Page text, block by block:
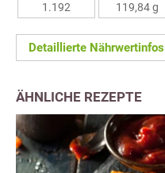
1.192
119,84 g
Detaillierte Nährwertinfos
ÄHNLICHE REZEPTE